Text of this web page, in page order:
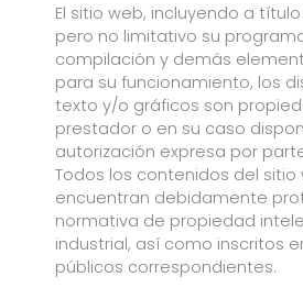
El sitio web, incluyendo a
pero no limitativo su
compilación y demás
para su funcionamiento, los
texto y/o gráficos son
prestador o en su caso
autorización expresa por
Todos los contenidos del sitio
encuentran debidamente
normativa de propiedad
industrial, así como inscritos
públicos correspondientes.